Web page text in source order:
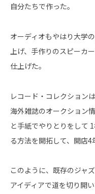
自分たちで作った。
オーディオもやはり大学
上げ、手作りのスピーカ
仕上げた。
レコード・コレクション
海外雑誌のオークション
と手紙でやりとりをして
る方法を開拓して、開店4
このように、既存のジャ
アイディアで道を切り開